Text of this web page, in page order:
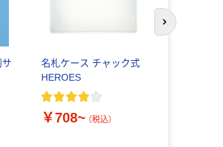
サ
名札ケース チャック式
HEROES
￥708~ （税込）
次のスライド